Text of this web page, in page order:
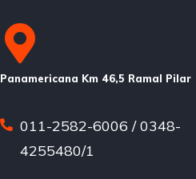
Panamericana Km 46,5 Ramal Pilar
011-2582-6006 / 0348-
4255480/1